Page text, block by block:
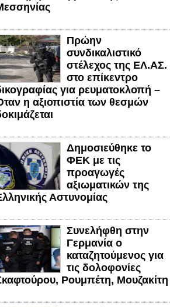
Πρώην
συνδικαλιστικό
στέλεχος της ΕΛ.ΑΣ.
στο επίκεντρο
για ρευματοκλοπή –
η αξιοπιστία των θεσμών
Δημοσιεύθηκε το
ΦΕΚ με τις
προαγωγές
αξιωματικών της
Αστυνομίας
Συνελήφθη στην
Γερμανία ο
καταζητούμενος για
τις δολοφονίες
Ρουμπέτη, Μουζακίτη